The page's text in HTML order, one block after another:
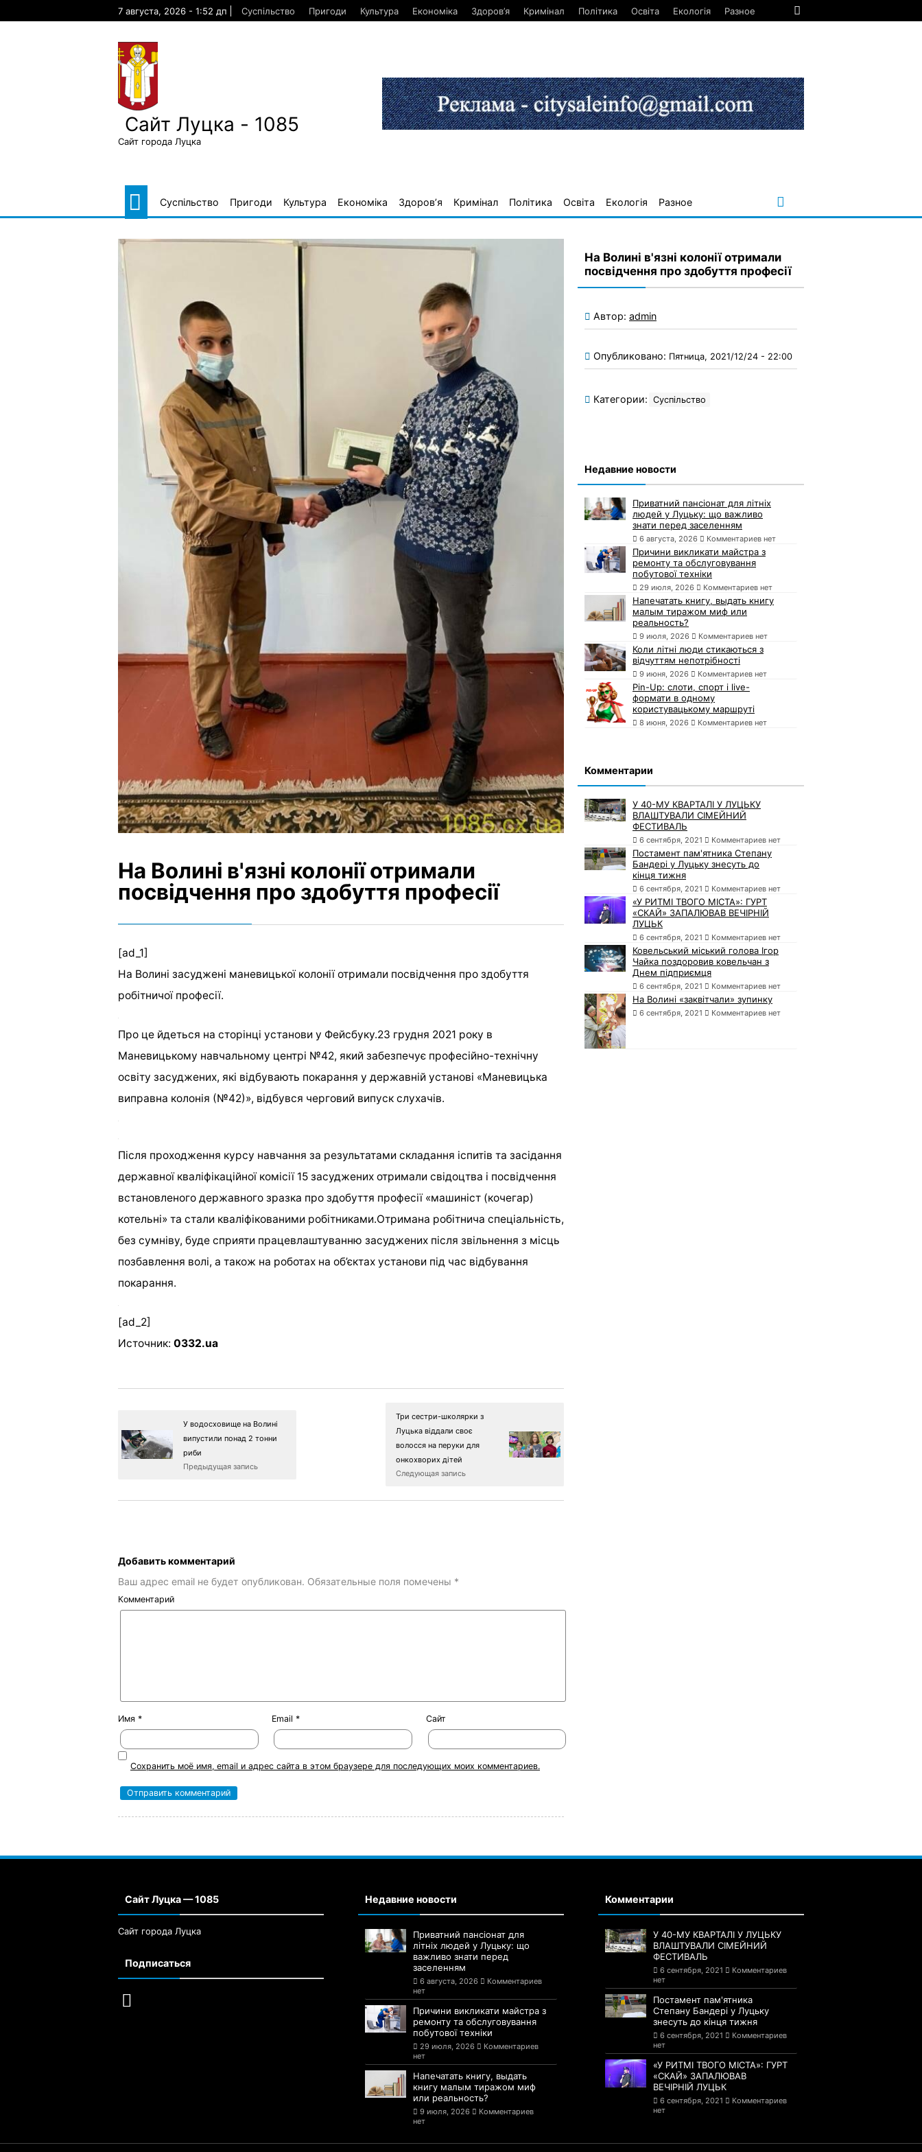
7 августа, 2026 - 1:52 дп Суспільство Пригоди Культура Економіка Здоров’я Кримінал Політика Освіта Екологія Разное
Сайт Луцка - 1085
Сайт города Луцка
Суспільство Пригоди Культура Економіка Здоров’я Кримінал Політика Освіта Екологія Разное
На Волині в'язні колонії отримали
посвідчення про здобуття професії
[ad_1]
На Волині засуджені маневицької колонії отримали посвідчення про здобуття
робітничої професії.
Про це йдеться на сторінці установи у Фейсбуку.23 грудня 2021 року в
Маневицькому навчальному центрі №42, який забезпечує професійно-технічну
освіту засуджених, які відбувають покарання у державній установі «Маневицька
виправна колонія (№42)», відбувся черговий випуск слухачів.
Після проходження курсу навчання за результатами складання іспитів та засідання
державної кваліфікаційної комісії 15 засуджених отримали свідоцтва і посвідчення
встановленого державного зразка про здобуття професії «машиніст (кочегар)
котельні» та стали кваліфікованими робітниками.Отримана робітнича спеціальність,
без сумніву, буде сприяти працевлаштуванню засуджених після звільнення з місць
позбавлення волі, а також на роботах на об’єктах установи під час відбування
покарання.
[ad_2]
Источник: 0332.ua
У водосховище на Волині
випустили понад 2 тонни
риби
Предыдущая запись
Три сестри-школярки з
Луцька віддали своє
волосся на перуки для
онкохворих дітей
Следующая запись
Добавить комментарий
Ваш адрес email не будет опубликован. Обязательные поля помечены *
Комментарий
Имя * Email* Сайт
Сохранить моё имя, email и адрес сайта в этом браузере для последующих моих комментариев.
На Волині в'язні колонії отримали
посвідчення про здобуття професії
Автор: admin
Опубликовано: Пятница, 2021/12/24 - 22:00
Категории: Суспільство
Недавние новости
Приватний пансіонат для літніх
людей у Луцьку: що важливо
знати перед заселенням
6 августа, 2026 Комментариев нет
Причини викликати майстра з
ремонту та обслуговування
побутової техніки
29 июля, 2026 Комментариев нет
Напечатать книгу, выдать книгу
малым тиражом миф или
реальность?
9 июля, 2026 Комментариев нет
Коли літні люди стикаються з
відчуттям непотрібності
9 июня, 2026 Комментариев нет
Pin-Up: слоти, спорт і live-
формати в одному
користувацькому маршруті
8 июня, 2026 Комментариев нет
Комментарии
У 40-МУ КВАРТАЛІ У ЛУЦЬКУ
ВЛАШТУВАЛИ СІМЕЙНИЙ
ФЕСТИВАЛЬ
6 сентября, 2021 Комментариев нет
Постамент пам'ятника Степану
Бандері у Луцьку знесуть до
кінця тижня
6 сентября, 2021 Комментариев нет
«У РИТМІ ТВОГО МІСТА»: ГУРТ
«СКАЙ» ЗАПАЛЮВАВ ВЕЧІРНІЙ
ЛУЦЬК
6 сентября, 2021 Комментариев нет
Ковельський міський голова Ігор
Чайка поздоровив ковельчан з
Днем підприємця
6 сентября, 2021 Комментариев нет
На Волині «заквітчали» зупинку
6 сентября, 2021 Комментариев нет
Сайт Луцка — 1085
Сайт города Луцка
Подписаться
Недавние новости
Приватний пансіонат для
літніх людей у Луцьку: що
важливо знати перед
заселенням
6 августа, 2026
Комментариев
нет
Причини викликати майстра з
ремонту та обслуговування
побутової техніки
29 июля, 2026
Комментариев
нет
Напечатать книгу, выдать
книгу малым тиражом миф
или реальность?
9 июля, 2026
Комментариев
нет
Комментарии
У 40-МУ КВАРТАЛІ У ЛУЦЬКУ
ВЛАШТУВАЛИ СІМЕЙНИЙ
ФЕСТИВАЛЬ
6 сентября, 2021
Комментариев
нет
Постамент пам'ятника
Степану Бандері у Луцьку
знесуть до кінця тижня
6 сентября, 2021
Комментариев
нет
«У РИТМІ ТВОГО МІСТА»: ГУРТ
«СКАЙ» ЗАПАЛЮВАВ
ВЕЧІРНІЙ ЛУЦЬК
6 сентября, 2021
Комментариев
нет